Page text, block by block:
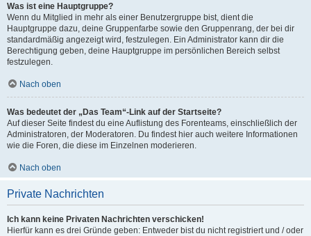
Was ist eine Hauptgruppe?
Wenn du Mitglied in mehr als einer Benutzergruppe bist, dient die
Hauptgruppe dazu, deine Gruppenfarbe sowie den Gruppenrang, der bei dir
standardmäßig angezeigt wird, festzulegen. Ein Administrator kann dir die
Berechtigung geben, deine Hauptgruppe im persönlichen Bereich selbst
festzulegen.
Nach oben
Was bedeutet der „Das Team“-Link auf der Startseite?
Auf dieser Seite findest du eine Auflistung des Forenteams, einschließlich der
Administratoren, der Moderatoren. Du findest hier auch weitere Informationen
wie die Foren, die diese im Einzelnen moderieren.
Nach oben
Private Nachrichten
Ich kann keine Privaten Nachrichten verschicken!
Hierfür kann es drei Gründe geben: Entweder bist du nicht registriert und / oder